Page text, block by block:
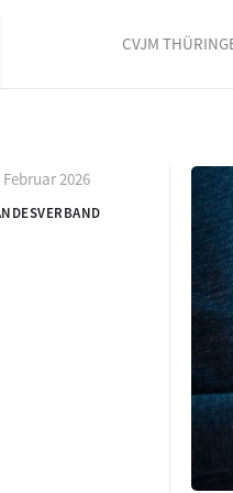
CVJM
Februar 2026